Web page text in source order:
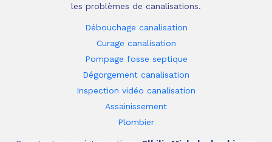
les problèmes de canalisations.
Débouchage canalisation
Curage canalisation
Pompage fosse septique
Dégorgement canalisation
Inspection vidéo canalisation
Assainissement
Plombier